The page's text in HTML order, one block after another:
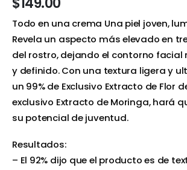
Todo en una crema Una piel joven,
Revela un aspecto más elevado en
del rostro, dejando el contorno facial
y definido. Con una textura ligera y
un 99% de Exclusivo Extracto de Flor
exclusivo Extracto de Moringa, hará
su potencial de juventud.
Resultados:
– El 92% dijo que el producto es de